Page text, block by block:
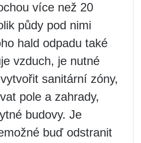
více než 20
půdy pod nimi
hald odpadu také
vzduch, je nutné
sanitární zóny,
pole a zahrady,
budovy. Je
buď odstranit